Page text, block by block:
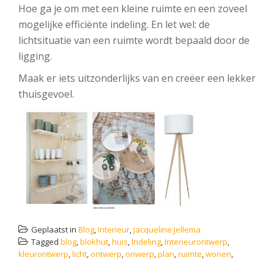
Hoe ga je om met een kleine ruimte en een zoveel
mogelijke efficiënte indeling. En let wel: de
lichtsituatie van een ruimte wordt bepaald door de
ligging.
Maak er iets uitzonderlijks van en creëer een lekker
thuisgevoel.
Geplaatst in Blog,Interieur,Jacqueline Jellema
Tagged blog,blokhut,huis,Indeling,Interieurontwerp,
kleurontwerp,licht,ontwerp,onwerp,plan,ruimte,wonen,